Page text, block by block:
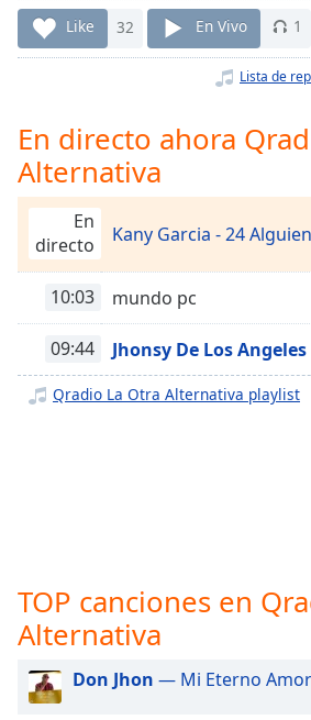
behind
LIVE
Remaining
Playback
Rate
Chapters
Chapters
Descriptions
descriptions
off,
settings
dialog
subtitles
off
selected
Like 32 En Vivo 1
Lista de
En directo ahora
Alternativa
En
directo
Kany Garcia - 24
10:03 mundo pc
09:44 Jhonsy De Los Angeles
Qradio La Otra Alternativa playlist
TOP canciones en
Alternativa
Don Jhon — Mi Eterno